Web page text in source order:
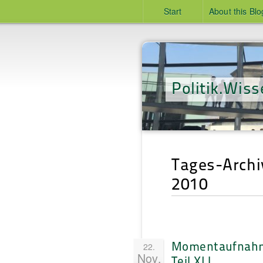
Start About this
Tages-
2010
22.
Nov.